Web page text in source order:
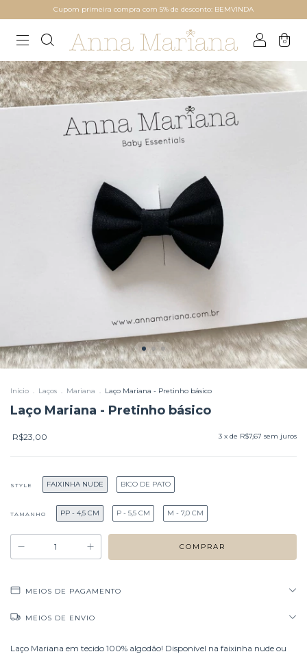
Cupom primeira compra com 5% de desconto: BEMVINDA
0
Início . Laços . Mariana . Laço Mariana - Pretinho básico
Laço Mariana - Pretinho básico
R$23,00 3 x de R$7,67 sem juros
STYLE FAIXINHA NUDE BICO DE PATO
TAMANHO PP - 4,5 CM P - 5,5 CM M - 7,0 CM
MEIOS DE PAGAMENTO
MEIOS DE ENVIO
Laço Mariana em tecido 100% algodão! Disponível na faixinha nude ou